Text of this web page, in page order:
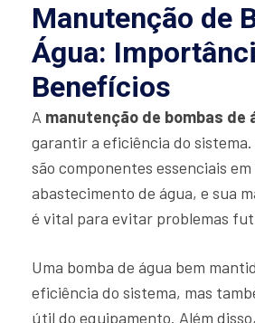
Manutenção de
Água:
Benefícios
A manutenção de bombas de
garantir a eficiência do sistema.
são componentes essenciais
abastecimento de água, e sua
é vital para evitar problemas
Uma bomba de água bem
eficiência do sistema, mas
útil do equipamento. Além